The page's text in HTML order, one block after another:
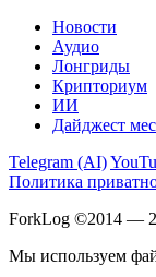
Новости
Аудио
Лонгриды
Крипториум
ИИ
Дайджест
Telegram (AI)
Политика
ForkLog ©2014 —
Мы используем